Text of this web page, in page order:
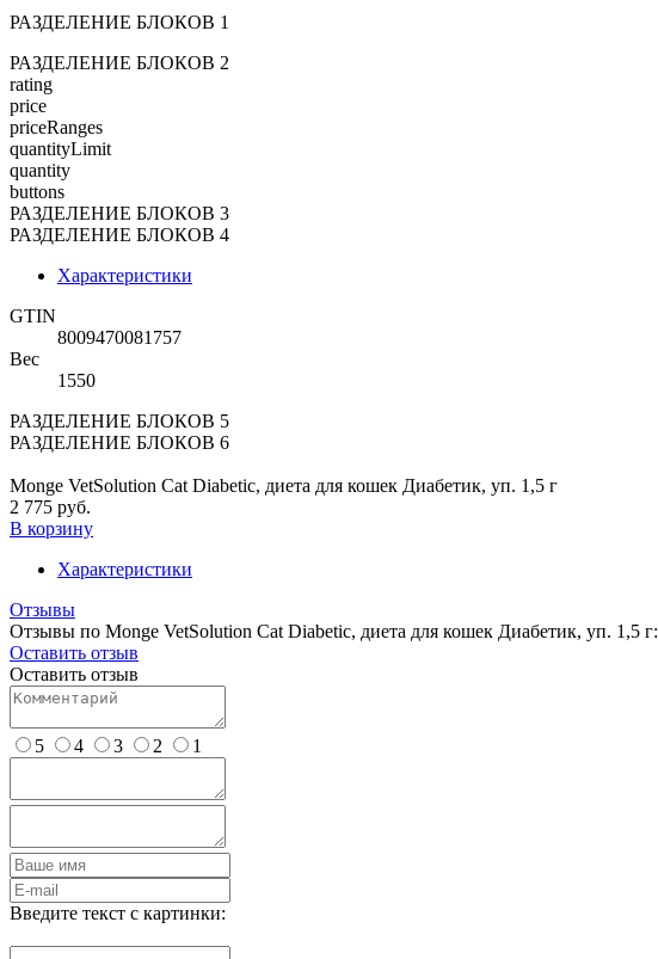
РАЗДЕЛЕНИЕ БЛОКОВ 1
РАЗДЕЛЕНИЕ БЛОКОВ 2
rating
price
priceRanges
quantityLimit
quantity
buttons
РАЗДЕЛЕНИЕ БЛОКОВ 3
РАЗДЕЛЕНИЕ БЛОКОВ 4
Характеристики
GTIN
8009470081757
Вес
1550
РАЗДЕЛЕНИЕ БЛОКОВ 5
РАЗДЕЛЕНИЕ БЛОКОВ 6
Monge VetSolution Cat Diabetic, диета для кошек Диабетик, уп. 1,5 г
2 775 руб.
В корзину
Характеристики
Отзывы
Отзывы по Monge VetSolution Cat Diabetic, диета для кошек Диабетик, уп. 1,5 г:
Оставить отзыв
Оставить отзыв
5 4 3 2 1
Введите текст с картинки: